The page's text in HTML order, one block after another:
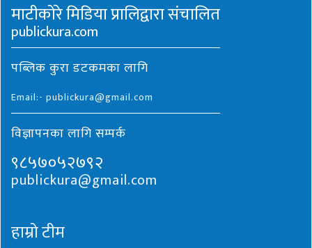
माटीकोरे मिडिया प्रालिद्वारा संचालित
publickura.com
पब्लिक कुरा डटकमका लागि
Email:- publickura@gmail.com
विज्ञापनका लागि सम्पर्क
९८५७०५२७९२
publickura@gmail.com
हाम्रो टीम